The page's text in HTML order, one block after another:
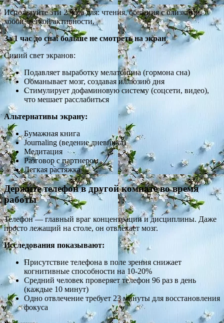
Используйте эти 2 часа для: чтения, общения с близкими,
хобби, легкой активности.
За 1 час до сна: больше не смотреть на экран
Синий свет экранов:
Подавляет выработку мелатонина (гормона сна)
Обманывает мозг, создавая иллюзию дня
Стимулирует дофаминовую систему (соцсети, видео),
что мешает расслабиться
Альтернативы экрану:
Бумажная книга
Journaling (ведение дневника)
Медитация
Разговор с партнером
Легкая растяжка
Держите телефон в другой комнате во время
работы
Телефон — главный враг концентрации и дисциплины. Даже
просто лежащий на столе, он отвлекает мозг.
Исследования показывают:
Присутствие телефона в поле зрения снижает
когнитивные способности на 10-20%
Средний человек проверяет телефон 96 раз в день
(каждые 10 минут)
Одно отвлечение требует 23 минуты для восстановления
фокуса